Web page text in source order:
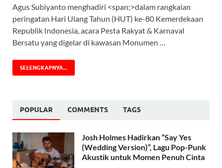
Agus Subiyanto menghadiri <span;>‎dalam rangkaian
peringatan Hari Ulang Tahun (HUT) ke-80 Kemerdekaan
Republik Indonesia, acara Pesta Rakyat & Karnaval
Bersatu yang digelar di kawasan Monumen …
SELENGKAPNYA...
POPULAR COMMENTS TAGS
Josh Holmes Hadirkan “Say Yes
(Wedding Version)”, Lagu Pop-Punk
Akustik untuk Momen Penuh Cinta